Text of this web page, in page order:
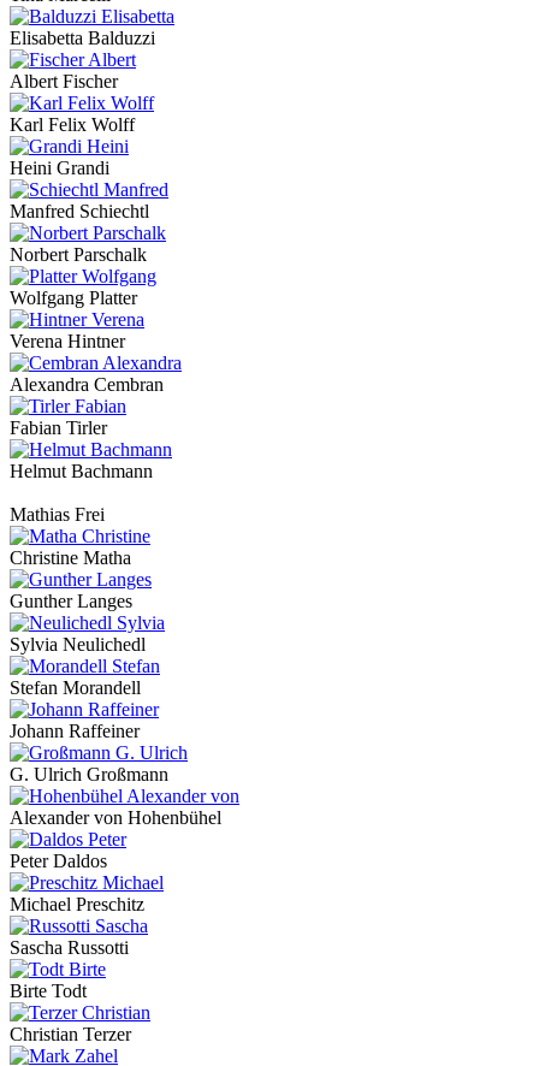
Elisabetta Balduzzi
Albert Fischer
Karl Felix Wolff
Heini Grandi
Manfred Schiechtl
Norbert Parschalk
Wolfgang Platter
Verena Hintner
Alexandra Cembran
Fabian Tirler
Helmut Bachmann
Mathias Frei
Christine Matha
Gunther Langes
Sylvia Neulichedl
Stefan Morandell
Johann Raffeiner
G. Ulrich Großmann
Alexander von Hohenbühel
Peter Daldos
Michael Preschitz
Sascha Russotti
Birte Todt
Christian Terzer